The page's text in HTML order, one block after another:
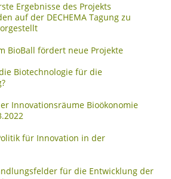
Ergebnisse des Projekts
auf der DECHEMA Tagung zu
BioBall fördert neue Projekte
Biotechnologie für die
Innovationsräume Bioökonomie
für Innovation in der
für die Entwicklung der